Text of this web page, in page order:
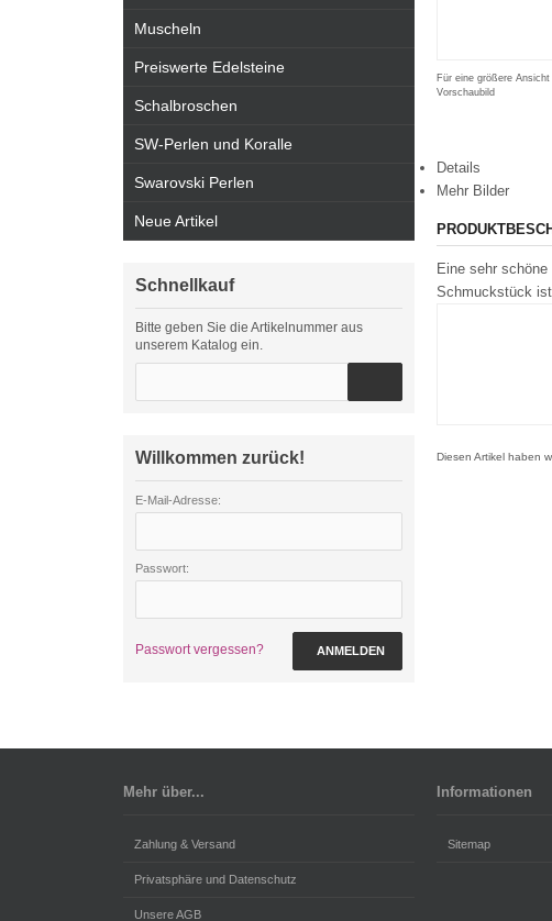
Für eine größere
Vorschaubild
Details
Mehr Bilder
Eine sehr
Schmuckstück
Diesen Artikel haben
Muscheln
Preiswerte Edelsteine
Schalbroschen
SW-Perlen und Koralle
Swarovski Perlen
Neue Artikel
Schnellkauf
Bitte geben Sie die Artikelnummer aus
unserem Katalog ein.
Willkommen zurück!
E-Mail-Adresse:
Passwort:
Passwort vergessen? ANMELDEN
Mehr über...
Zahlung & Versand
Privatsphäre und Datenschutz
Unsere AGB
Informationen
Sitemap